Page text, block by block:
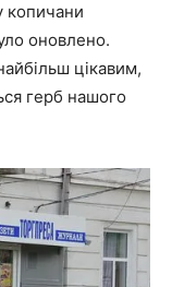
копичани
оновлено.
цікавим,
герб нашого